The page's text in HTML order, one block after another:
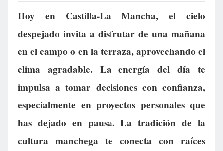
Hoy en Castilla-La Mancha, el cielo
despejado invita a disfrutar de una mañana
en el campo o en la terraza, aprovechando el
clima agradable. La energía del día te
impulsa a tomar decisiones con confianza,
especialmente en proyectos personales que
has dejado en pausa. La tradición de la
cultura manchega te conecta con raíces